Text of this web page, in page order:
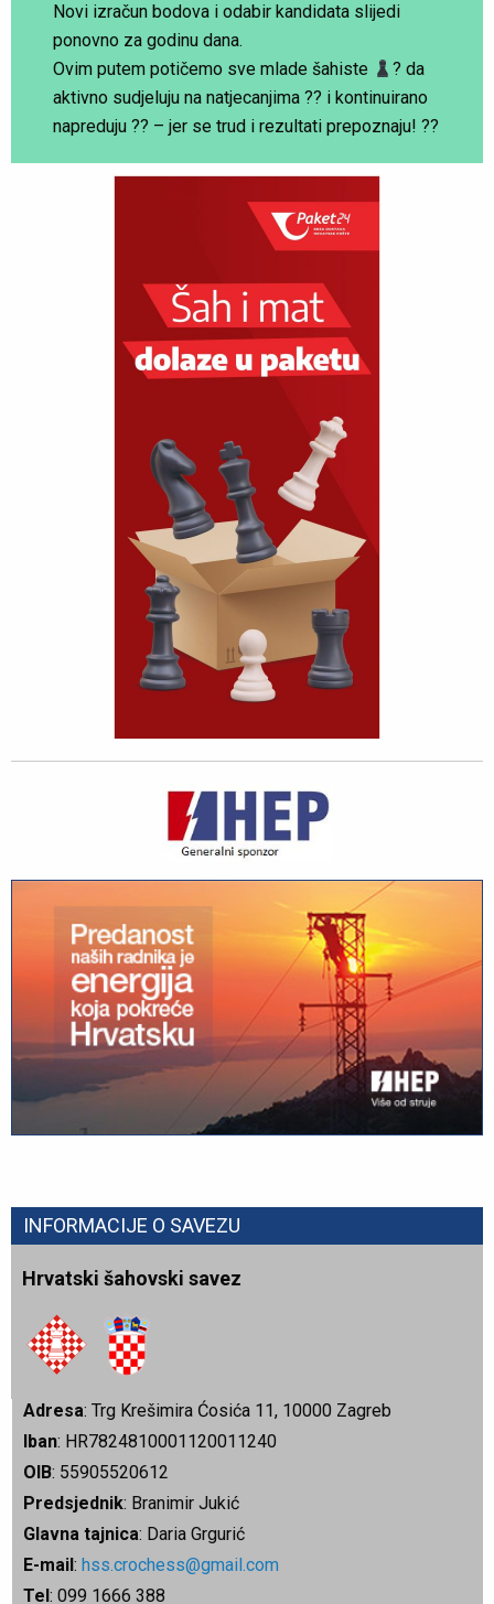
Novi izračun bodova i odabir kandidata slijedi
ponovno za godinu dana.
Ovim putem potičemo sve mlade šahiste
? da
aktivno sudjeluju na natjecanjima ?? i kontinuirano
napreduju ?? – jer se trud i rezultati prepoznaju! ??
INFORMACIJE O SAVEZU
Hrvatski šahovski savez
Adresa: Trg Krešimira Ćosića 11, 10000 Zagreb
Iban: HR7824810001120011240
OIB: 55905520612
Predsjednik: Branimir Jukić
Glavna tajnica: Daria Grgurić
E-mail : hss.crochess@gmail.com
Tel : 099 1666 388